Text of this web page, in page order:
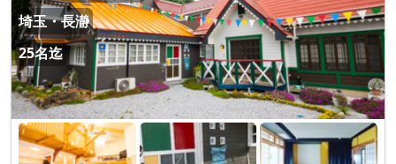
埼玉・長瀞
25名迄